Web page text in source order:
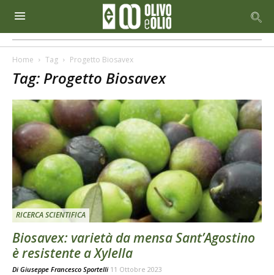
Home Tag Progetto Biosavex
Tag: Progetto Biosavex
RICERCA SCIENTIFICA
Biosavex: varietà da mensa Sant’Agostino
è resistente a Xylella
Di Giuseppe Francesco Sportelli 11 Ottobre 2023